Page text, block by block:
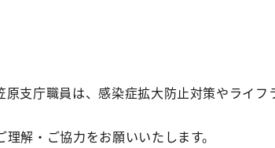
原支庁職員は、感染症拡大防止対策やライ
解・ご協力をお願いいたします。